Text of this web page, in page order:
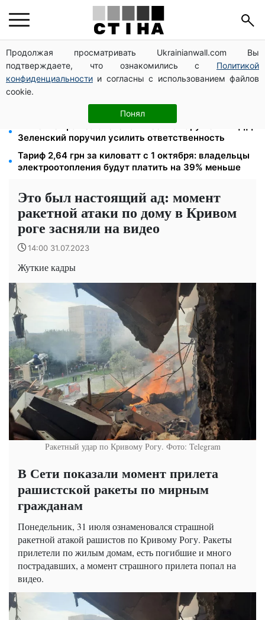
Продолжая просматривать Ukrainianwall.com Вы
подтверждаете, что ознакомились с Политикой
конфиденциальности и согласны с использованием файлов
cookie.
Понял
21 571 грн за лишние киловатты пенсионерке:
Лубинец добился отмены долга
Стрельба на заправке ради развлечения: сын
одиозного эксрегионала выпорхнул из СИЗО за
смешные деньги уже на следующий день
Лишение прав за систематические нарушения ПДД:
Зеленский поручил усилить ответственность
Тариф 2,64 грн за киловатт с 1 октября: владельцы
электроотопления будут платить на 39% меньше
Это был настоящий ад: момент
ракетной атаки по дому в Кривом
роге засняли на видео
14:00 31.07.2023
Жуткие кадры
Ракетный удар по Кривому Рогу. Фото: Telegram
В Сети показали момент прилета
рашистской ракеты по мирным
гражданам
Понедельник, 31 июля ознаменовался страшной
ракетной атакой рашистов по Кривому Рогу. Ракеты
прилетели по жилым домам, есть погибшие и много
пострадавших, а момент страшного прилета попал на
видео.